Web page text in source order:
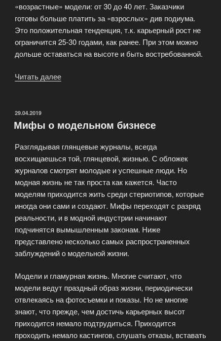
«возрастные» модели: от 30 до 40 лет. Заказчики
готовы больше платить за «взрослых» див подиума.
Это положительная тенденция, т.к. карьерный рост не
ограничится 25-30 годами, как ранее. При этом можно
дольше оставаться на высоте и быть востребованной.
Читать далее
успехи
развитие»
ОПУБЛИКОВАНО
29.04.2019
Мифы о модельном бизнесе
Разглядывая глянцевые журналы, всегда
восхищаешься той, глянцевой, жизнью. С обложек
журналов смотрят молодые и успешные люди. Но
модная жизнь не так проста как кажется. Часто
моделям приходится жить среди стериотипов, которые
иногда они сами и создают. Мифы переходят с разряд
реальности, и в модной индустрии начинают
подчинятся вымышленным законам. Ниже
представлено несколько самых распространенных
заблуждений о модельной жизни.
Модели и гламурная жизнь. Многие считают, что
модели ведут праздный образ жизни, периодически
отвлекаясь на фотосъемки и показы. Но не многие
знают, что прежде, чем достичь карьерных высот
приходится немало подтрудиться. Приходится
проходить немало кастингов, слушать отказы, вставать